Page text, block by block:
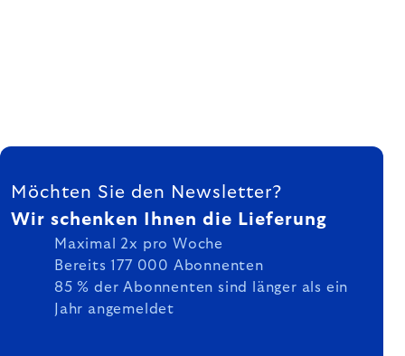
FUSSZEILE
Möchten Sie den Newsletter?
Wir schenken Ihnen die Lieferung
Maximal 2x pro Woche
Bereits 177 000 Abonnenten
85 % der Abonnenten sind länger als ein
Jahr angemeldet